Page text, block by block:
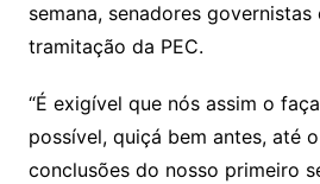
semana, senadores governistas
tramitação da PEC.
“É exigível que nós assim o
possível, quiçá bem antes, até
conclusões do nosso primeiro